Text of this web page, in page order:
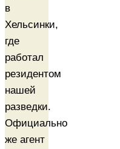
в
Хельсинки,
где
работал
резидентом
нашей
разведки.
Официально
же агент